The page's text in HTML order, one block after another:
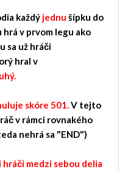
každý jednu šípku do
hrá v prvom legu ako
sa už hráči
hral v
skóre 501.V tejto
v rámci rovnakého
nehrá sa "END")
medzi sebou delia